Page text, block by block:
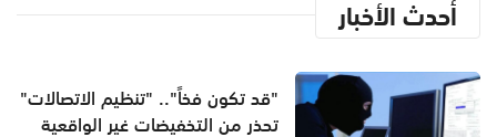
أحدث الأخبار
"قد تكون فخاً".. "تنظيم الاتصالات"
تحذر من التخفيضات غير الواقعية